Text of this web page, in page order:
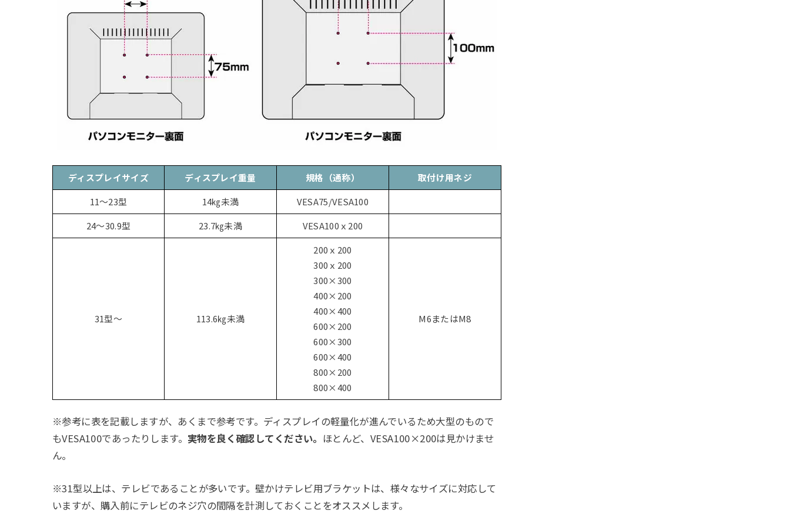
ディスプレイサイズ ディスプレイ重量 規格（通称）
取付け用ネジ
11～23型
14㎏未満
VESA75/VESA100
24～30.9型
23.7㎏未満 VESA100ｘ200
31型～ 113.6㎏未満
200ｘ200
300ｘ200
300×300
400×200
400×400
600×200
600×300
600×400
800×200
800×400
M6またはM8
※参考に表を記載しますが、あくまで参考です。ディスプレイの軽量化が進んでいるため大型のもので
もVESA100であったりします。 実物を良く確認してください。 ほとんど、VESA100×200は見かけませ
ん。
※31型以上は、テレビであることが多いです。壁かけテレビ用ブラケットは、様々なサイズに対応して
いますが、購入前にテレビのネジ穴の間隔を計測しておくことをオススメします。